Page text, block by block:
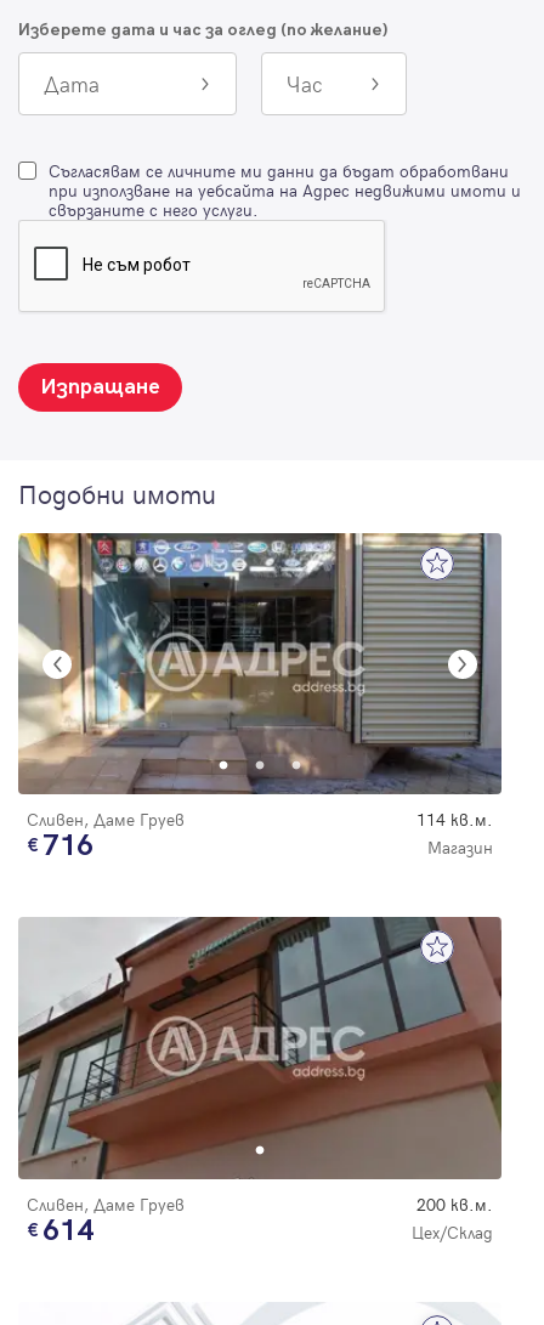
Изберете дата и час за оглед (по желание)
Дата Час
Съгласявам се личните ми данни да бъдат обработвани
при използване на уебсайта на Адрес недвижими имоти и
свързаните с него услуги.
Изпращане
Подобни имоти
Сливен, Даме Груев 114 кв.м.
716 Магазин
Сливен, Даме Груев 200 кв.м.
614 Цех/Склад